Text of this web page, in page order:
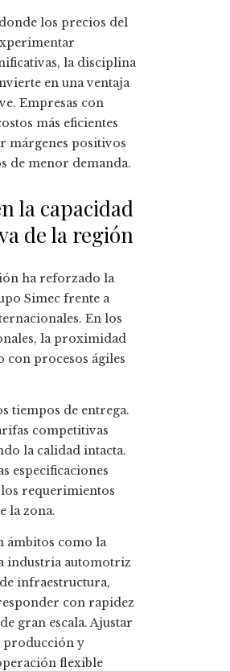
los precios del
la disciplina
en una ventaja
Empresas con
más eficientes
márgenes positivos
de menor demanda.
la capacidad
de la región
ha reforzado la
Simec frente a
En los
la proximidad
con procesos ágiles
tiempos de entrega.
competitivas
la calidad intacta.
especificaciones
los requerimientos
la zona.
ámbitos como la
industria automotriz
infraestructura,
con rapidez
gran escala. Ajustar
producción y
flexible